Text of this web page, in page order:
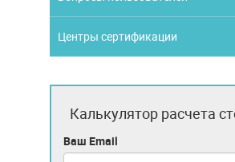
Центры сертификации
Калькулятор расчета
Ваш Email